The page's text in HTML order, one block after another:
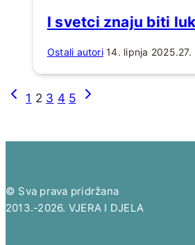
I svetci znaju biti
Ostali autori 14. lipnja 2025.
Page
Prethodna
1 2 3 4 5
Sljedeća
© Sva prava pridržana
2013.-2026. VJERA I DJELA